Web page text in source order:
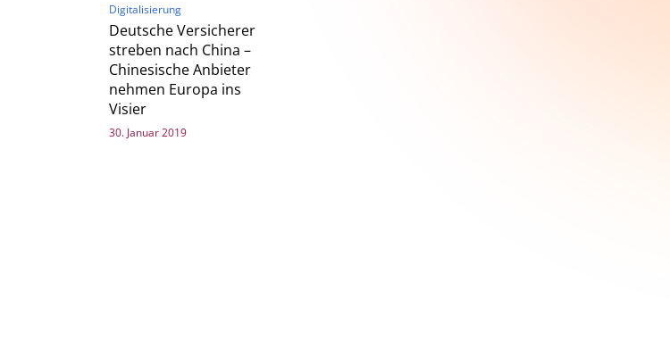
Digitalisierung
Deutsche Versicherer
streben nach China –
Chinesische Anbieter
nehmen Europa ins
Visier
30. Januar 2019